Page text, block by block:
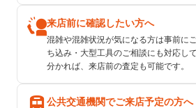
来店前に確認したい方へ
混雑や混雑状況が気になる方は事前に
ち込み・大型工具のご相談にも対応し
分かれば、来店前の査定も可能です。
公共交通機関でご来店予定の方へ